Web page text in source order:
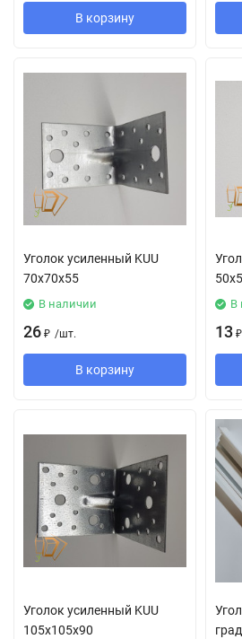
В корзину
Уголок усиленный KUU
70х70х55
В наличии
26 ₽ /шт.
В корзину
В
13 ₽
Уголок усиленный KUU
105x105x90